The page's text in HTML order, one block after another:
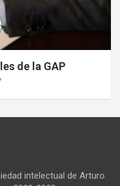
de la GAP
intelectual de Arturo